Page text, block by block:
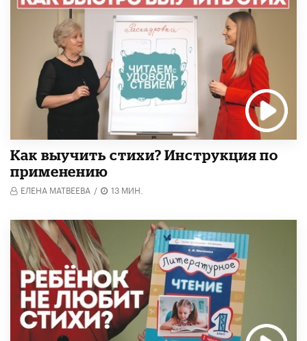
Как выучить стихи? Инструкция по
применению
ЕЛЕНА МАТВЕЕВА / 13 МИН.